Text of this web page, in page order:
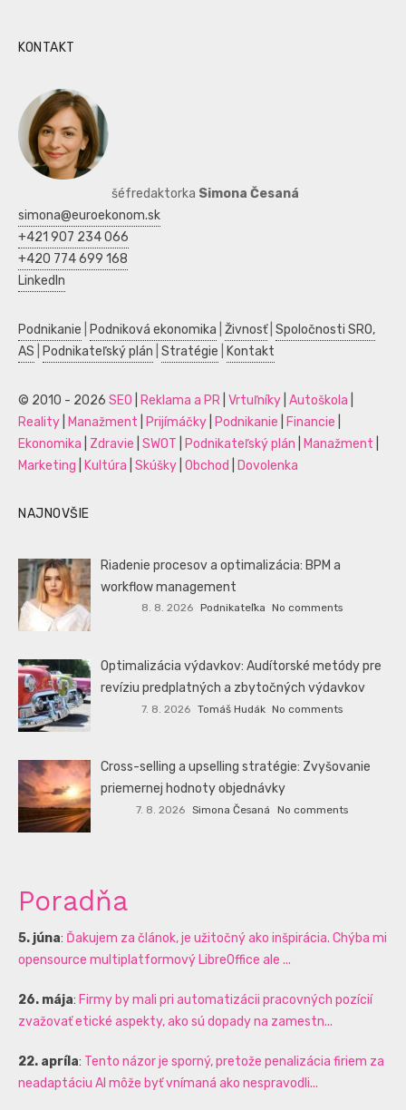
KONTAKT
šéfredaktorka Simona Česaná
simona@euroekonom.sk
+421 907 234 066
+420 774 699 168
LinkedIn
Podnikanie Podniková ekonomika Živnosť| Spoločnosti SRO,
AS
Podnikateľský plán Stratégie Kontakt
© 2010 - 2026 SEO Reklama a PR Vrtuľníky Autoškola
Reality
Manažment Prijímáčky Podnikanie Financie
Ekonomika
Zdravie SWOT Podnikateľský plán Manažment
Marketing
Kultúra Skúšky Obchod Dovolenka
NAJNOVŠIE
Riadenie procesov a optimalizácia: BPM a
workflow management
8. 8. 2026 Podnikateľka No comments
Optimalizácia výdavkov: Audítorské metódy pre
revíziu predplatných a zbytočných výdavkov
7. 8. 2026 Tomáš Hudák No comments
Cross-selling a upselling stratégie: Zvyšovanie
priemernej hodnoty objednávky
7. 8. 2026 Simona Česaná No comments
Poradňa
5. júna: Ďakujem za článok, je užitočný ako inšpirácia. Chýba mi
opensource multiplatformový LibreOffice ale ...
26. mája: Firmy by mali pri automatizácii pracovných pozícií
zvažovať etické aspekty, ako sú dopady na zamestn...
22. apríla: Tento názor je sporný, pretože penalizácia firiem za
neadaptáciu AI môže byť vnímaná ako nespravodli...